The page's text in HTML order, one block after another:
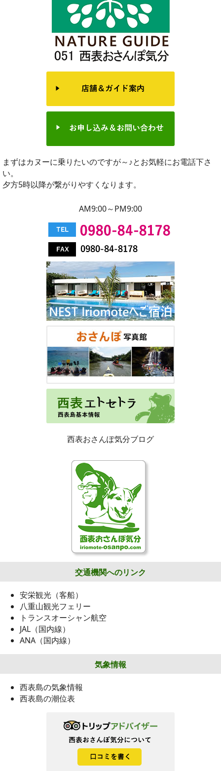
まずはカヌーに乗りたいのですが～♪とお気軽にお電話下さ
い。
夕方5時以降が繋がりやすくなります。
AM9:00～PM9:00
西表おさんぽ気分ブログ
交通機関へのリンク
安栄観光（客船）
八重山観光フェリー
トランスオーシャン航空
JAL（国内線）
ANA（国内線）
気象情報
西表島の気象情報
西表島の潮位表